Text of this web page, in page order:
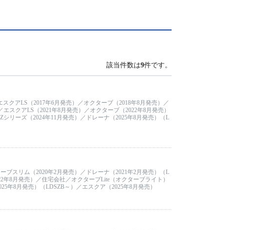
該当件数は9件です。
クアLS（2017年6月発売）／オクターブ（2018年8月発売）／
スクアLS（2021年8月発売）／オクターブ（2022年8月発売）
リーズ（2024年11月発売）／ドレーナ（2025年8月発売）（L
ブスリム（2020年2月発売）／ドレーナ（2021年2月発売）（L
8月発売）／住宅会社／オクターブLite（オクターブライト）
年8月発売）（LDSZB～）／エスクア（2025年8月発売）